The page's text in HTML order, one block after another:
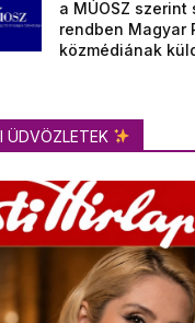
a MÚOSZ szerint
rendben Magyar
közmédiának
ÜDVÖZLETEK